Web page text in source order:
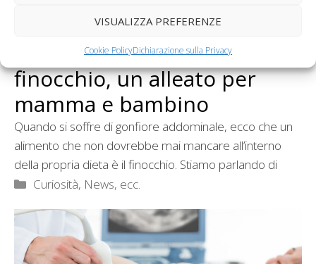
VISUALIZZA PREFERENZE
Cookie PolicyDichiarazione sulla Privacy
Per la pancia gonfia spazio al
finocchio, un alleato per
mamma e bambino
Quando si soffre di gonfiore addominale, ecco che un
alimento che non dovrebbe mai mancare all’interno
della propria dieta è il finocchio. Stiamo parlando di
Categorie
Curiosità, News, ecc.